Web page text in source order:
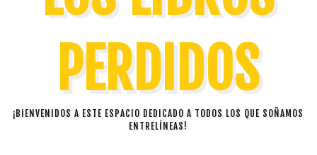
PERDIDOS
¡BIENVENIDOS A ESTE ESPACIO DEDICADO A TODOS LOS QUE SOÑAMOS
ENTRELÍNEAS!